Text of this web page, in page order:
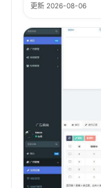
更新 2026-08-06